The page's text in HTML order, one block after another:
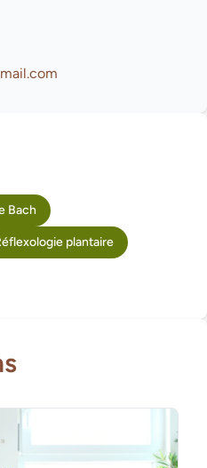
Bach
plantaire